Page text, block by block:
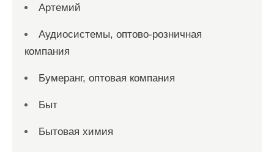
Артемий
Аудиосистемы, оптово-розничная
компания
Бумеранг, оптовая компания
Быт
Бытовая химия